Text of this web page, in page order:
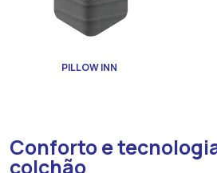
PILLOW INN
Conforto e
colchão